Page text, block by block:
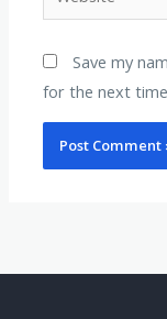
Save my
for the next